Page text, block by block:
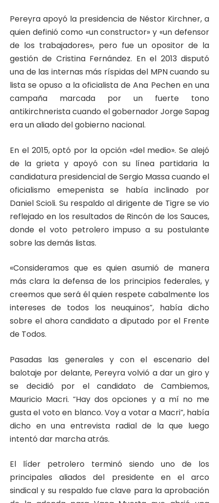
Pereyra apoyó la presidencia de Néstor Kirchner, a
quien definió como «un constructor» y «un defensor
de los trabajadores», pero fue un opositor de la
gestión de Cristina Fernández. En el 2013 disputó
una de las internas más ríspidas del MPN cuando su
lista se opuso a la oficialista de Ana Pechen en una
campaña marcada por un fuerte tono
antikirchnerista cuando el gobernador Jorge Sapag
era un aliado del gobierno nacional.
En el 2015, optó por la opción «del medio». Se alejó
de la grieta y apoyó con su línea partidaria la
candidatura presidencial de Sergio Massa cuando el
oficialismo emepenista se había inclinado por
Daniel Scioli. Su respaldo al dirigente de Tigre se vio
reflejado en los resultados de Rincón de los Sauces,
donde el voto petrolero impuso a su postulante
sobre las demás listas.
«Consideramos que es quien asumió de manera
más clara la defensa de los principios federales, y
creemos que será él quien respete cabalmente los
intereses de todos los neuquinos”, había dicho
sobre el ahora candidato a diputado por el Frente
de Todos.
Pasadas las generales y con el escenario del
balotaje por delante, Pereyra volvió a dar un giro y
se decidió por el candidato de Cambiemos,
Mauricio Macri. “Hay dos opciones y a mí no me
gusta el voto en blanco. Voy a votar a Macri”, había
dicho en una entrevista radial de la que luego
intentó dar marcha atrás.
El líder petrolero terminó siendo uno de los
principales aliados del presidente en el arco
sindical y su respaldo fue clave para la aprobación